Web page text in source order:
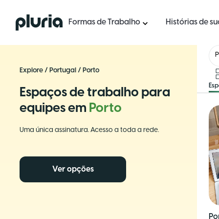
Logo Pluria Formas de Trabalho Histórias de
Explore / Portugal / Porto
Espaços de trabalho para
equipes em Porto
Uma única assinatura. Acesso a toda a rede.
Ver opções